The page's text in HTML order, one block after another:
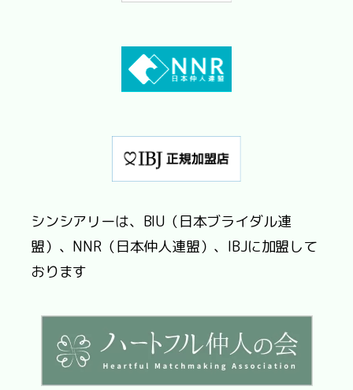
シンシアリーは、BIU（日本ブライダル連
盟）、NNR（日本仲人連盟）、IBJに加盟して
おります